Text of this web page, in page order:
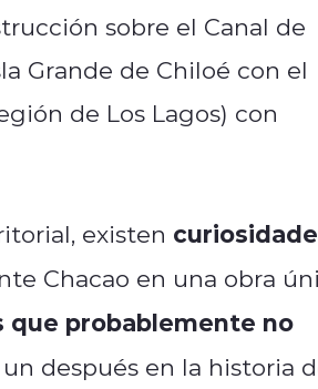
sobre el Canal de
Grande de Chiloé con el
de Los Lagos) con
existen
Chacao en una obra
que probablemente no
después en la historia